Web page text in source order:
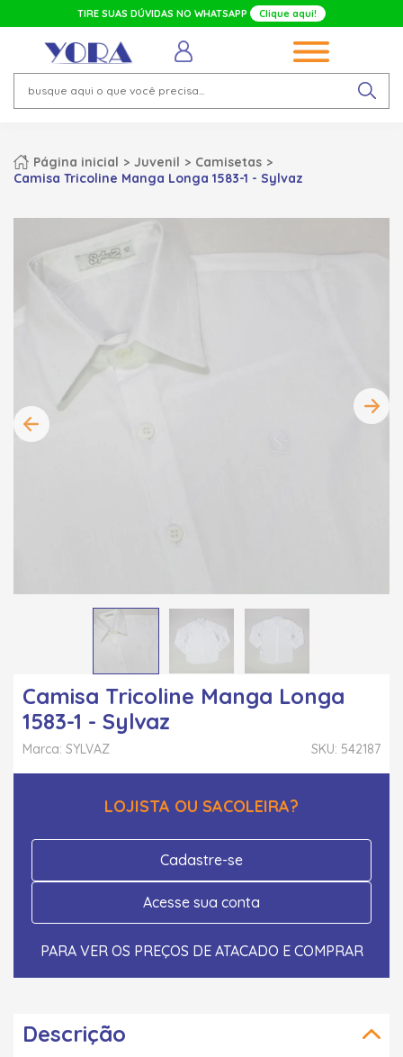
TIRE SUAS DÚVIDAS NO WHATSAPP Clique aqui!
Página inicial Juvenil
Camisetas
Camisa Tricoline Manga Longa 1583-1 - Sylvaz
Camisa Tricoline Manga Longa
1583-1 - Sylvaz
SKU: 542187
Marca: SYLVAZ
LOJISTA OU SACOLEIRA?
Cadastre-se
Acesse sua conta
PARA VER OS PREÇOS DE ATACADO E COMPRAR
Descrição